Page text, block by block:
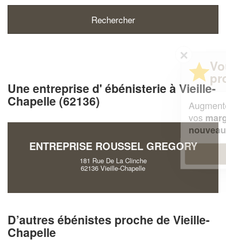
Une entreprise d' ébénisterie à Vieille-
Chapelle (62136)
ENTREPRISE ROUSSEL GREGORY
181 Rue De La Clinche
62136 Vieille-Chapelle
D’autres ébénistes proche de Vieille-
Chapelle
Augmentez votre chiffre d'affaireset
tout en gagnant de
En savoir plus